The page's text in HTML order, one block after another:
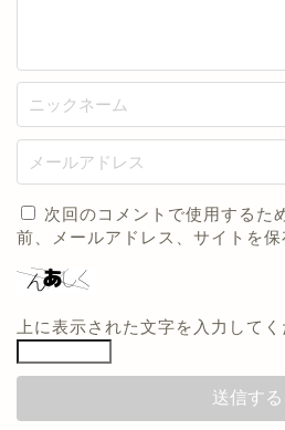
次回のコメントで使用するた
前、メールアドレス、サイトを保
上に表示された文字を入力してく